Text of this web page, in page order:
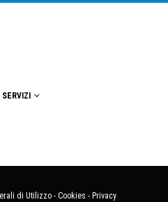
SERVIZI
di Utilizzo - Cookies - Privacy